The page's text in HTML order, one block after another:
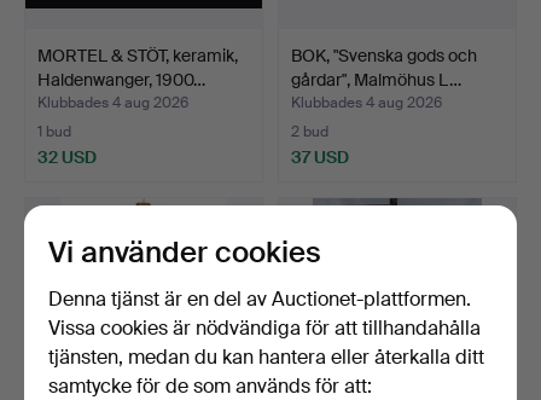
MORTEL & STÖT, keramik,
Haldenwanger, 1900…
Klubbades 4 aug 2026
1 bud
32 USD
BOK, "Svenska gods och
gårdar", Malmöhus L…
Klubbades 4 aug 2026
2 bud
37 USD
Vi använder cookies
Denna tjänst är en del av Auctionet-plattformen.
Vissa cookies är nödvändiga för att tillhandahålla
tjänsten, medan du kan hantera eller återkalla ditt
samtycke för de som används för att: